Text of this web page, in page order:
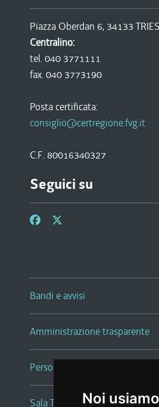
Noi
Piazza Oberdan 6, 34133
Centralino:
tel. 040 3771111
fax. 040 3773190
Posta certificata:
consiglio@certregione.fvg.it
C.F. 80016340327
Seguici su
Bandi e avvisi
Amministrazione trasparente
Persone e Uffici
Sala Tiziano Tessitori